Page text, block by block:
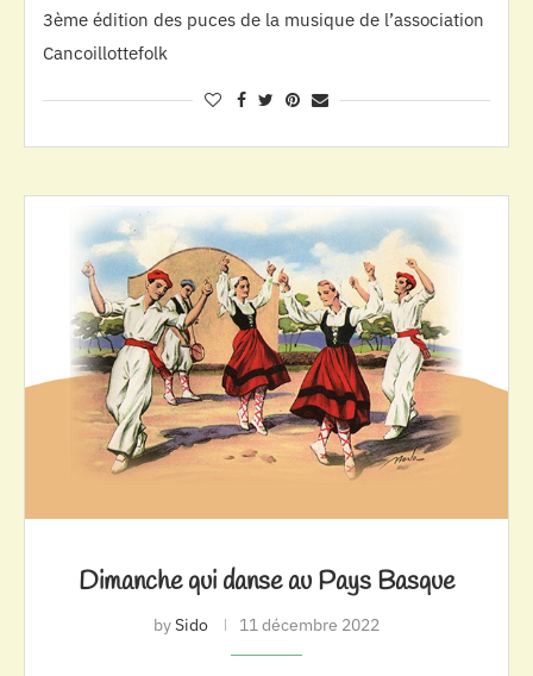
3ème édition des puces de la musique de l’association
Cancoillottefolk
Dimanche qui danse au Pays Basque
bySido 11 décembre 2022